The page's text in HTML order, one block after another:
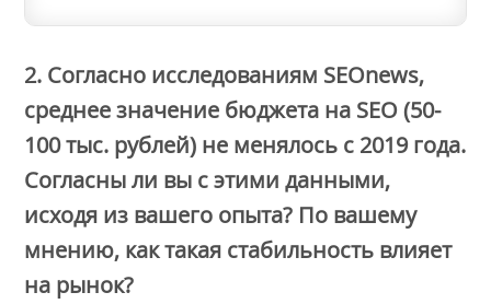
2. Согласно исследованиям SEOnews,
среднее значение бюджета на SEO (50-
100 тыс. рублей) не менялось с 2019 года.
Согласны ли вы с этими данными,
исходя из вашего опыта? По вашему
мнению, как такая стабильность влияет
на рынок?